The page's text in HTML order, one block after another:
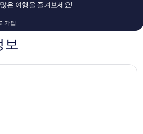
은 여행을 즐겨보세요!
가입
보